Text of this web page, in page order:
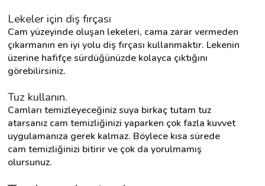
Lekeler için diş fırçası
Cam yüzeyinde oluşan lekeleri, cama zarar vermeden
çıkarmanın en iyi yolu diş fırçası kullanmaktır. Lekenin
üzerine hafifçe sürdüğünüzde kolayca çıktığını
görebilirsiniz.
Tuz kullanın.
Camları temizleyeceğiniz suya birkaç tutam tuz
atarsanız cam temizliğinizi yaparken çok fazla kuvvet
uygulamanıza gerek kalmaz. Böylece kısa sürede
cam temizliğinizi bitirir ve çok da yorulmamış
olursunuz.